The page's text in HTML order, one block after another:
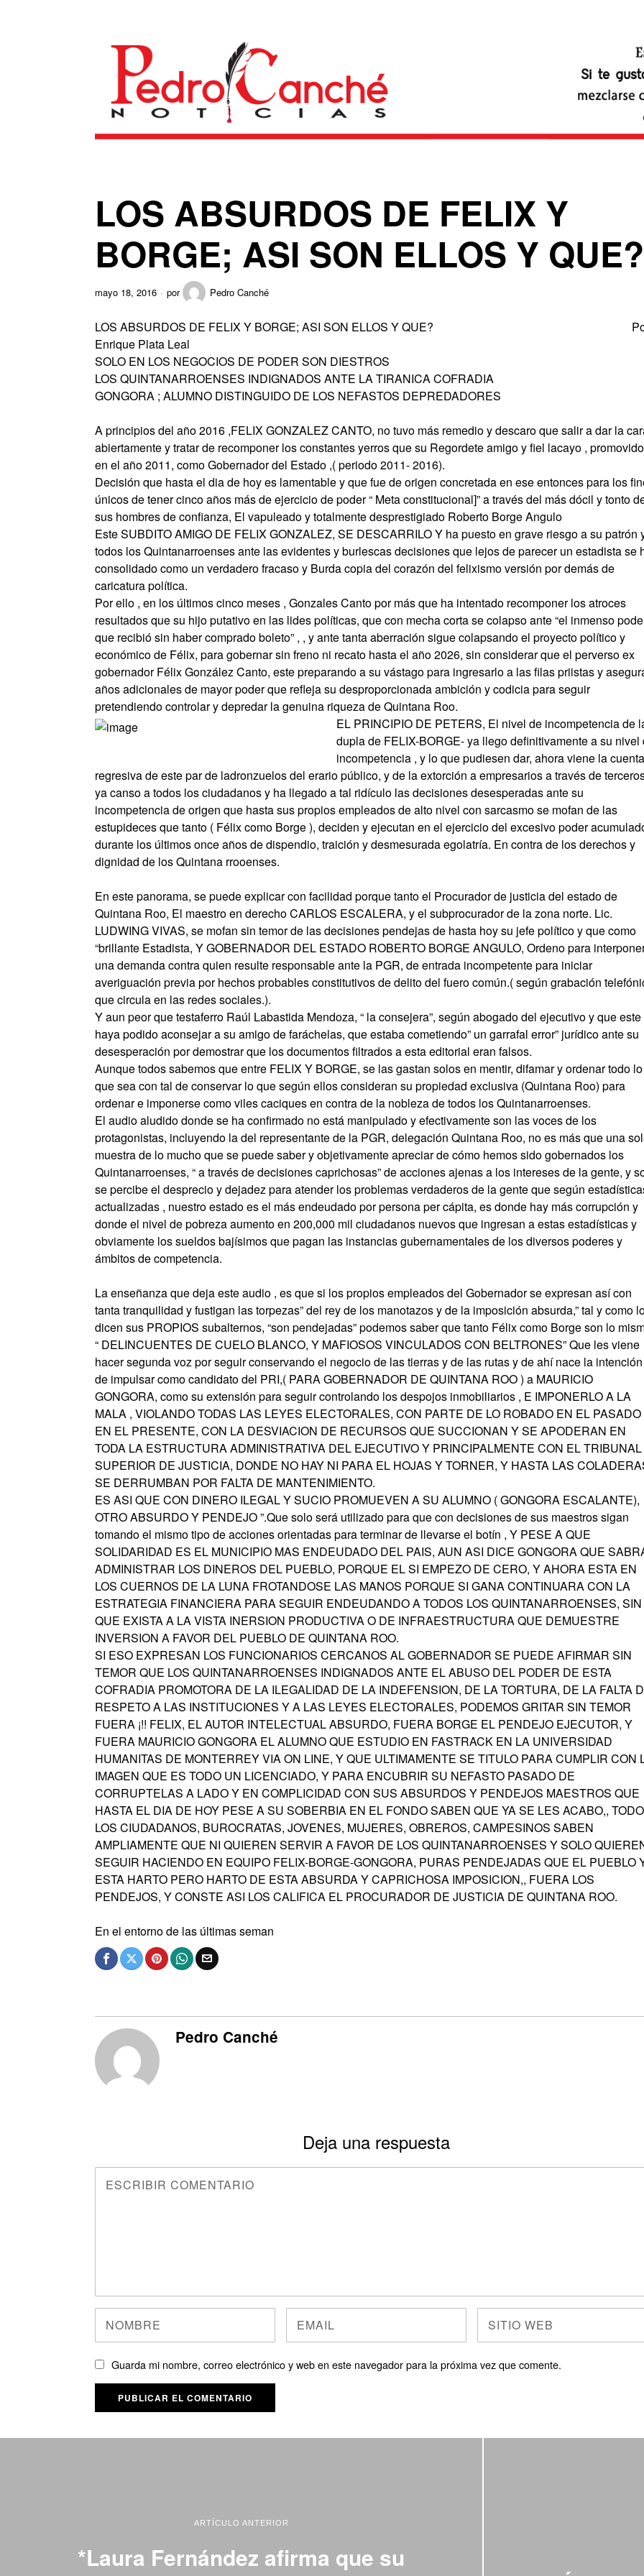
LOS ABSURDOS DE FELIX Y
BORGE; ASI SON ELLOS Y QUE?
mayo 18, 2016 por Pedro Canché
LOS ABSURDOS DE FELIX Y BORGE; ASI SON ELLOS Y QUE?
Enrique Plata Leal
SOLO EN LOS NEGOCIOS DE PODER SON DIESTROS
LOS QUINTANARROENSES INDIGNADOS ANTE LA TIRANICA COFRADIA
GONGORA ; ALUMNO DISTINGUIDO DE LOS NEFASTOS DEPREDADORES
A principios del año 2016 ,FELIX GONZALEZ CANTO, no tuvo más remedio y descaro que salir a dar la
abiertamente y tratar de recomponer los constantes yerros que su Regordete amigo y fiel lacayo , promovido
en el año 2011, como Gobernador del Estado ,( periodo 2011- 2016).
Decisión que hasta el dia de hoy es lamentable y que fue de origen concretada en ese entonces para los
únicos de tener cinco años más de ejercicio de poder “ Meta constitucional]” a través del más dócil y tonto
sus hombres de confianza, El vapuleado y totalmente desprestigiado Roberto Borge Angulo
Este SUBDITO AMIGO DE FELIX GONZALEZ, SE DESCARRILO Y ha puesto en grave riesgo a su patrón
todos los Quintanarroenses ante las evidentes y burlescas decisiones que lejos de parecer un estadista se
consolidado como un verdadero fracaso y Burda copia del corazón del felixismo versión por demás de
caricatura política.
Por ello , en los últimos cinco meses , Gonzales Canto por más que ha intentado recomponer los atroces
resultados que su hijo putativo en las lides políticas, que con mecha corta se colapso ante “el inmenso
que recibió sin haber comprado boleto” , , y ante tanta aberración sigue colapsando el proyecto político y
económico de Félix, para gobernar sin freno ni recato hasta el año 2026, sin considerar que el perverso ex
gobernador Félix González Canto, este preparando a su vástago para ingresarlo a las filas priistas y
años adicionales de mayor poder que refleja su desproporcionada ambición y codicia para seguir
pretendiendo controlar y depredar la genuina riqueza de Quintana Roo.
EL PRINCIPIO DE PETERS, El nivel de incompetencia de
dupla de FELIX-BORGE- ya llego definitivamente a su nivel
incompetencia , y lo que pudiesen dar, ahora viene la cuenta
regresiva de este par de ladronzuelos del erario público, y de la extorción a empresarios a través de
ya canso a todos los ciudadanos y ha llegado a tal ridículo las decisiones desesperadas ante su
incompetencia de origen que hasta sus propios empleados de alto nivel con sarcasmo se mofan de las
estupideces que tanto ( Félix como Borge ), deciden y ejecutan en el ejercicio del excesivo poder
durante los últimos once años de dispendio, traición y desmesurada egolatría. En contra de los derechos y
dignidad de los Quintana rrooenses.
En este panorama, se puede explicar con facilidad porque tanto el Procurador de justicia del estado de
Quintana Roo, El maestro en derecho CARLOS ESCALERA, y el subprocurador de la zona norte. Lic.
LUDWING VIVAS, se mofan sin temor de las decisiones pendejas de hasta hoy su jefe político y que como
“brillante Estadista, Y GOBERNADOR DEL ESTADO ROBERTO BORGE ANGULO, Ordeno para
una demanda contra quien resulte responsable ante la PGR, de entrada incompetente para iniciar
averiguación previa por hechos probables constitutivos de delito del fuero común.( según grabación
que circula en las redes sociales.).
Y aun peor que testaferro Raúl Labastida Mendoza, “ la consejera”, según abogado del ejecutivo y que
haya podido aconsejar a su amigo de faráchelas, que estaba cometiendo” un garrafal error” jurídico ante su
desesperación por demostrar que los documentos filtrados a esta editorial eran falsos.
Aunque todos sabemos que entre FELIX Y BORGE, se las gastan solos en mentir, difamar y ordenar todo lo
que sea con tal de conservar lo que según ellos consideran su propiedad exclusiva (Quintana Roo) para
ordenar e imponerse como viles caciques en contra de la nobleza de todos los Quintanarroenses.
El audio aludido donde se ha confirmado no está manipulado y efectivamente son las voces de los
protagonistas, incluyendo la del representante de la PGR, delegación Quintana Roo, no es más que una
muestra de lo mucho que se puede saber y objetivamente apreciar de cómo hemos sido gobernados los
Quintanarroenses, “ a través de decisiones caprichosas” de acciones ajenas a los intereses de la gente, y
se percibe el desprecio y dejadez para atender los problemas verdaderos de la gente que según
actualizadas , nuestro estado es el más endeudado por persona per cápita, es donde hay más corrupción y
donde el nivel de pobreza aumento en 200,000 mil ciudadanos nuevos que ingresan a estas estadísticas y
obviamente los sueldos bajísimos que pagan las instancias gubernamentales de los diversos poderes y
ámbitos de competencia.
La enseñanza que deja este audio , es que si los propios empleados del Gobernador se expresan así con
tanta tranquilidad y fustigan las torpezas” del rey de los manotazos y de la imposición absurda,” tal y como
dicen sus PROPIOS subalternos, “son pendejadas” podemos saber que tanto Félix como Borge son lo
“ DELINCUENTES DE CUELO BLANCO, Y MAFIOSOS VINCULADOS CON BELTRONES” Que les viene
hacer segunda voz por seguir conservando el negocio de las tierras y de las rutas y de ahí nace la intención
de impulsar como candidato del PRI,( PARA GOBERNADOR DE QUINTANA ROO ) a MAURICIO
GONGORA, como su extensión para seguir controlando los despojos inmobiliarios , E IMPONERLO A LA
MALA , VIOLANDO TODAS LAS LEYES ELECTORALES, CON PARTE DE LO ROBADO EN EL PASADO
EN EL PRESENTE, CON LA DESVIACION DE RECURSOS QUE SUCCIONAN Y SE APODERAN EN
TODA LA ESTRUCTURA ADMINISTRATIVA DEL EJECUTIVO Y PRINCIPALMENTE CON EL TRIBUNAL
SUPERIOR DE JUSTICIA, DONDE NO HAY NI PARA EL HOJAS Y TORNER, Y HASTA LAS
SE DERRUMBAN POR FALTA DE MANTENIMIENTO.
ES ASI QUE CON DINERO ILEGAL Y SUCIO PROMUEVEN A SU ALUMNO ( GONGORA ESCALANTE),
OTRO ABSURDO Y PENDEJO ”.Que solo será utilizado para que con decisiones de sus maestros sigan
tomando el mismo tipo de acciones orientadas para terminar de llevarse el botín , Y PESE A QUE
SOLIDARIDAD ES EL MUNICIPIO MAS ENDEUDADO DEL PAIS, AUN ASI DICE GONGORA QUE
ADMINISTRAR LOS DINEROS DEL PUEBLO, PORQUE EL SI EMPEZO DE CERO, Y AHORA ESTA EN
LOS CUERNOS DE LA LUNA FROTANDOSE LAS MANOS PORQUE SI GANA CONTINUARA CON LA
ESTRATEGIA FINANCIERA PARA SEGUIR ENDEUDANDO A TODOS LOS QUINTANARROENSES, SIN
QUE EXISTA A LA VISTA INERSION PRODUCTIVA O DE INFRAESTRUCTURA QUE DEMUESTRE
INVERSION A FAVOR DEL PUEBLO DE QUINTANA ROO.
SI ESO EXPRESAN LOS FUNCIONARIOS CERCANOS AL GOBERNADOR SE PUEDE AFIRMAR SIN
TEMOR QUE LOS QUINTANARROENSES INDIGNADOS ANTE EL ABUSO DEL PODER DE ESTA
COFRADIA PROMOTORA DE LA ILEGALIDAD DE LA INDEFENSION, DE LA TORTURA, DE LA FALTA
RESPETO A LAS INSTITUCIONES Y A LAS LEYES ELECTORALES, PODEMOS GRITAR SIN TEMOR
FUERA ¡!! FELIX, EL AUTOR INTELECTUAL ABSURDO, FUERA BORGE EL PENDEJO EJECUTOR, Y
FUERA MAURICIO GONGORA EL ALUMNO QUE ESTUDIO EN FASTRACK EN LA UNIVERSIDAD
HUMANITAS DE MONTERREY VIA ON LINE, Y QUE ULTIMAMENTE SE TITULO PARA CUMPLIR CON
IMAGEN QUE ES TODO UN LICENCIADO, Y PARA ENCUBRIR SU NEFASTO PASADO DE
CORRUPTELAS A LADO Y EN COMPLICIDAD CON SUS ABSURDOS Y PENDEJOS MAESTROS QUE
HASTA EL DIA DE HOY PESE A SU SOBERBIA EN EL FONDO SABEN QUE YA SE LES ACABO,,
LOS CIUDADANOS, BUROCRATAS, JOVENES, MUJERES, OBREROS, CAMPESINOS SABEN
AMPLIAMENTE QUE NI QUIEREN SERVIR A FAVOR DE LOS QUINTANARROENSES Y SOLO
SEGUIR HACIENDO EN EQUIPO FELIX-BORGE-GONGORA, PURAS PENDEJADAS QUE EL PUEBLO
ESTA HARTO PERO HARTO DE ESTA ABSURDA Y CAPRICHOSA IMPOSICION,, FUERA LOS
PENDEJOS, Y CONSTE ASI LOS CALIFICA EL PROCURADOR DE JUSTICIA DE QUINTANA ROO.
En el entorno de las últimas seman
Pedro Canché
Deja una respuesta
Guarda mi nombre, correo electrónico y web en este navegador para la próxima vez que comente.
ARTÍCULO ANTERIOR
*Laura Fernández afirma que su